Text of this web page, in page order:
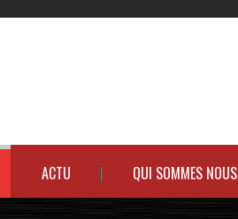
ACTU QUI SOMMES NOUS